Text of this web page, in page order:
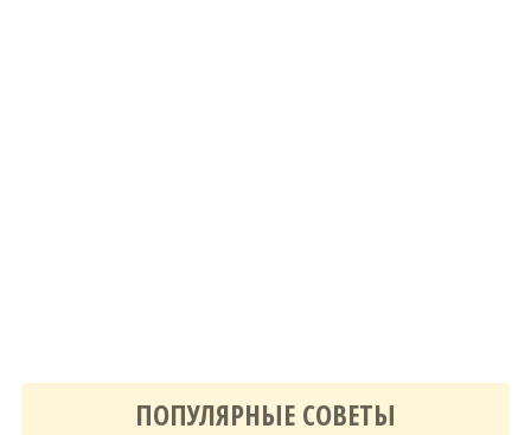
ПОПУЛЯРНЫЕ СОВЕТЫ